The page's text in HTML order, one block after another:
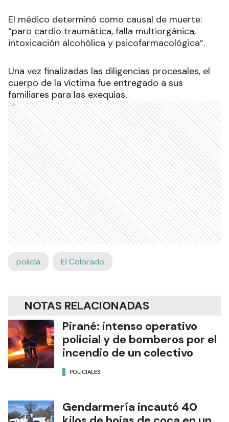
El médico determinó como causal de muerte:
“paro cardio traumática, falla multiorgánica,
intoxicación alcohólica y psicofarmacológica”.
Una vez finalizadas las diligencias procesales, el
cuerpo de la víctima fue entregado a sus
familiares para las exequias.
Ads
policía El Colorado
NOTAS RELACIONADAS
Pirané: intenso operativo
policial y de bomberos por el
incendio de un colectivo
POLICIALES
Gendarmería incautó 40